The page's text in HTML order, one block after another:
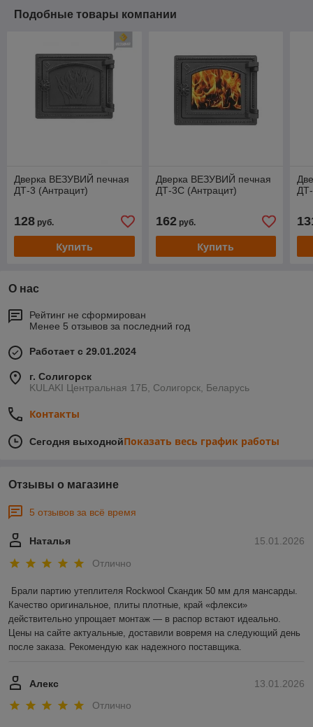
Подобные товары компании
Дверка ВЕЗУВИЙ печная
ДТ-3 (Антрацит)
128 руб.
Купить
Дверка ВЕЗУВИЙ печная
ДТ-3С (Антрацит)
162руб.
Купить
О нас
Рейтинг не сформирован
Менее 5 отзывов за последний год
Работает с 29.01.2024
г. Солигорск
KULAKI Центральная 17Б, Солигорск, Беларусь
Контакты
Сегодня выходнойПоказать весь график работы
Отзывы о магазине
5 отзывов за всё время
15.01.2026
Наталья
Отлично
Брали партию утеплителя Rockwool Скандик 50 мм для мансарды.
Качество оригинальное, плиты плотные, край «флекси»
действительно упрощает монтаж — в распор встают идеально.
Цены на сайте актуальные, доставили вовремя на следующий день
после заказа. Рекомендую как надежного поставщика.
13.01.2026
Алекс
Отлично